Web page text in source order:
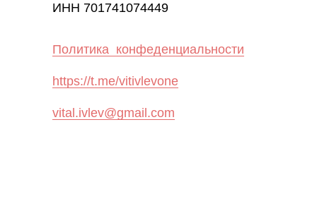
Политика конфеденциальности
ИНН 701741074449
vital.ivlev@gmail.com
https://t.me/vitivlevone